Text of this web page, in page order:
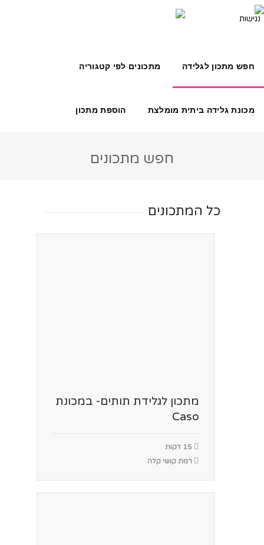
חפש מתכון לגלידה מתכונים לפי קטגוריה
מכונת גלידה ביתית מומלצת הוספת מתכון
חפש מתכונים
כל המתכונים
מתכון לגלידת תותים- במכונת
Caso
15 דקות
רמת קושי קלה